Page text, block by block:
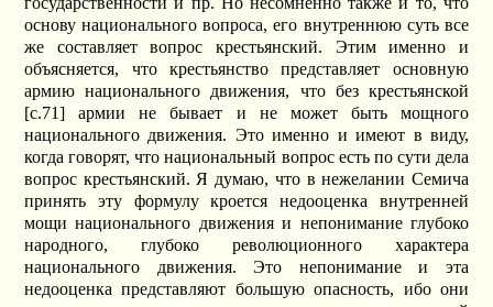
основу национального вопроса, его внутреннюю суть все
же составляет вопрос крестьянский. Этим именно и
объясняется, что крестьянство представляет основную
армию национального движения, что без крестьянской
[c.71] армии не бывает и не может быть мощного
национального движения. Это именно и имеют в виду,
когда говорят, что национальный вопрос есть по сути дела
вопрос крестьянский. Я думаю, что в нежелании Семича
принять эту формулу кроется недооценка внутренней
мощи национального движения и непонимание глубоко
народного, глубоко революционного характера
национального движения. Это непонимание и эта
недооценка представляют большую опасность, ибо они